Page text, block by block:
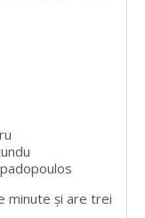
minute și are trei